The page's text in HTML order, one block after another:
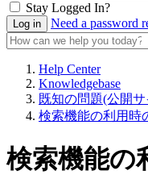
Stay Logged In?
Need a password
Help Center
Knowledgebase
既知の問題(公開
検索機能の利用時
検索機能の